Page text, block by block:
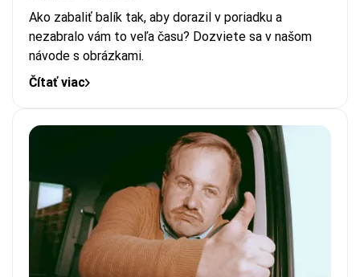
Ako zabaliť balík tak, aby dorazil v poriadku a
nezabralo vám to veľa času? Dozviete sa v našom
návode s obrázkami.
Čítať viac